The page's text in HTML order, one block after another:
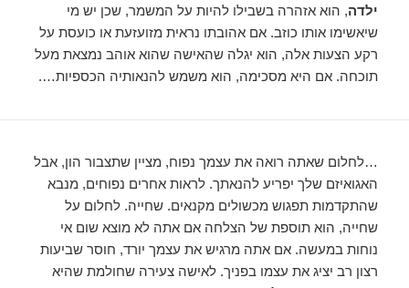
ילדה, הוא אזהרה בשבילו להיות על המשמר, שכן יש מי
שיאשימו אותו כוזב. אם אהובתו נראית מזועזעת או כועסת על
רקע הצעות אלה, הוא יגלה שהאישה שהוא אוהב נמצאת מעל
תוכחה. אם היא מסכימה, הוא משמש להנאותיה הכספיות….
…לחלום שאתה רואה את עצמך נפוח, מציין שתצבור הון, אבל
האגואיזם שלך יפריע להנאתך. לראות אחרים נפוחים, מנבא
שהתקדמות תפגוש מכשולים מקנאים. שחייה. לחלום על
שחייה, הוא תוספת של הצלחה אם אתה לא מוצא שום אי
נוחות במעשה. אם אתה מרגיש את עצמך יורד, חוסר שביעות
רצון רב יציג את עצמו בפניך. לאישה צעירה שחולמת שהיא